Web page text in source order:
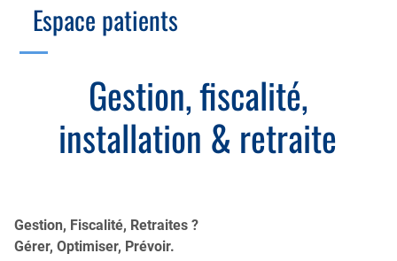
Gestion, fiscalité,
installation & retraite
Gestion, Fiscalité, Retraites ?
Gérer, Optimiser, Prévoir.
Échographie
Gastro-pédiatrie
Hépatologie
Nutrition
Cotation des actes, lien avec les syndicats
Juridique
Plateau technique
Espace patients
Nutrition
Rectum et anus